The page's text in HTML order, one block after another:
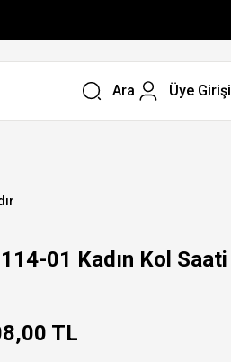
Ara Üye Girişi
01 Kadın Kol Saati
TL